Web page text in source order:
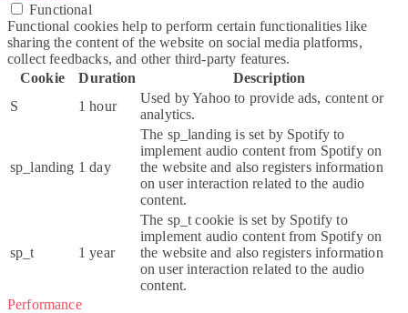
Functional
Functional cookies help to perform certain functionalities like
sharing the content of the website on social media platforms,
collect feedbacks, and other third-party features.
Cookie
Duration
Description
S
1 hour
Used by Yahoo to provide ads, content or
analytics.
sp_landing 1 day
The sp_landing is set by Spotify to
implement audio content from Spotify on
the website and also registers information
on user interaction related to the audio
content.
sp_t 1 year
The sp_t cookie is set by Spotify to
implement audio content from Spotify on
the website and also registers information
on user interaction related to the audio
content.
Performance